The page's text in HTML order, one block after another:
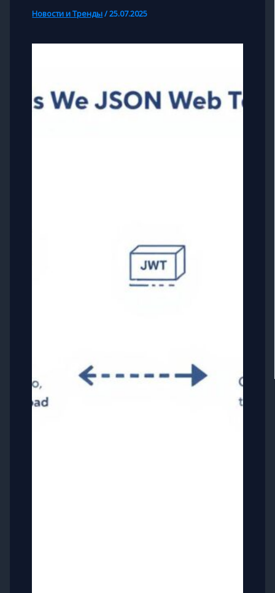
Новости и Тренды/25.07.2025